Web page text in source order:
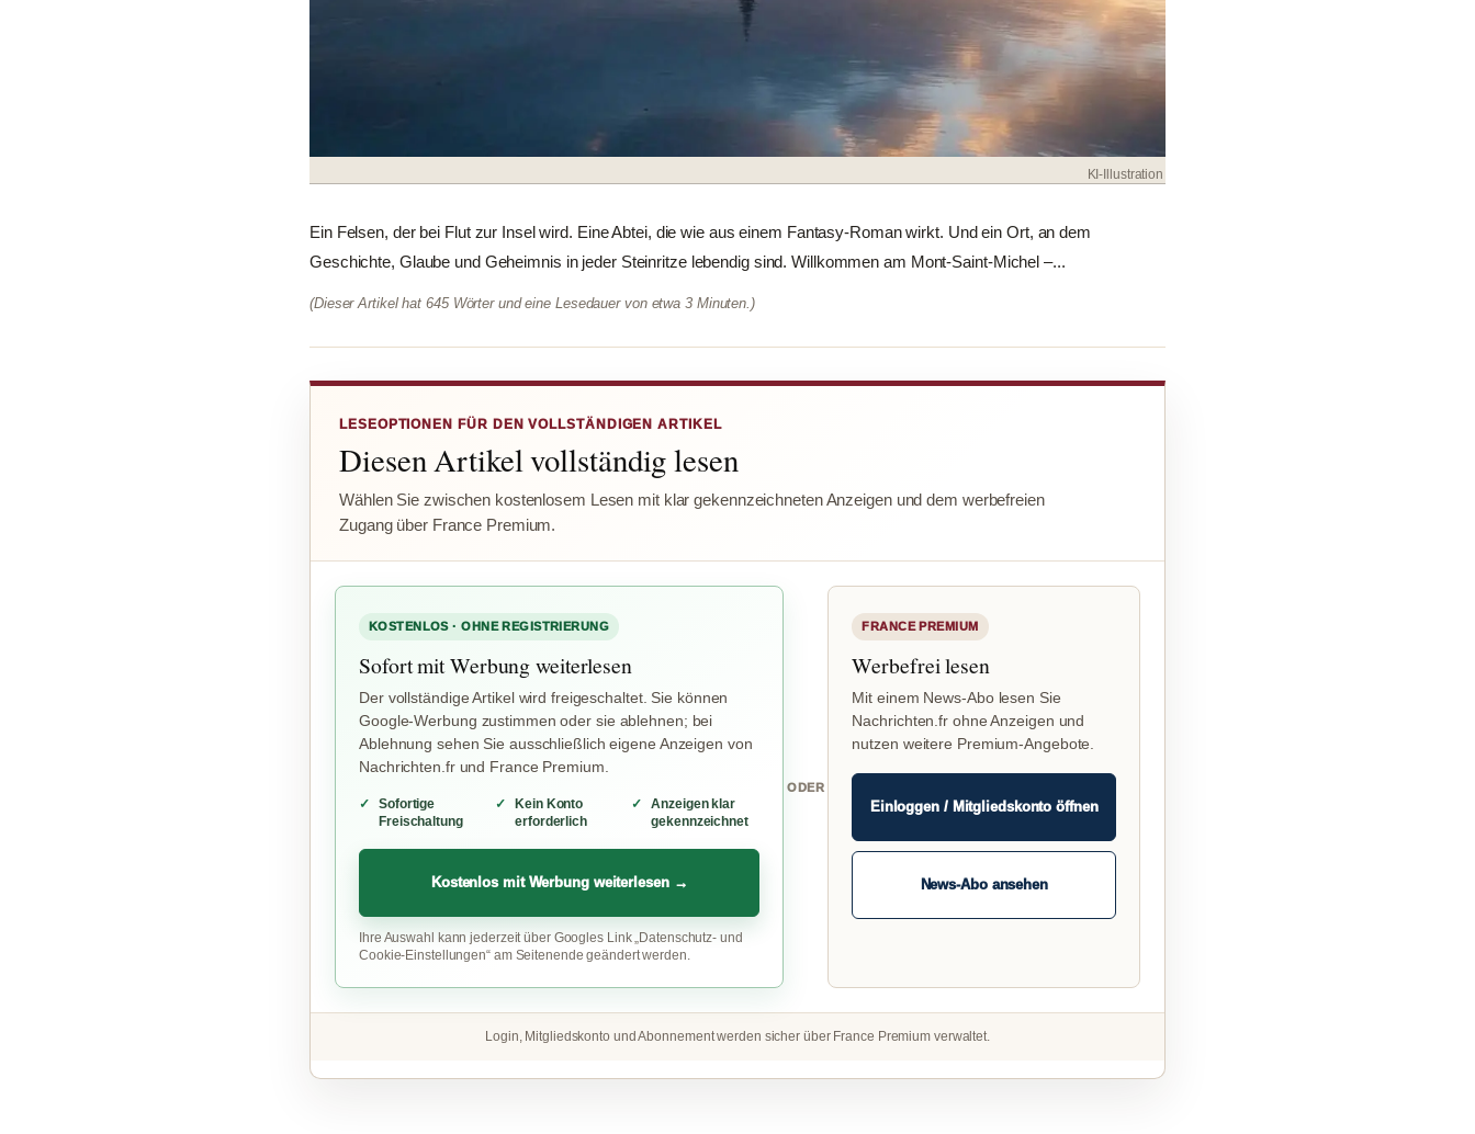
KI-Illustration
Ein Felsen, der bei Flut zur Insel wird. Eine Abtei, die wie aus einem Fantasy-Roman wirkt. Und ein Ort, an dem
Geschichte, Glaube und Geheimnis in jeder Steinritze lebendig sind. Willkommen am Mont-Saint-Michel –...
(Dieser Artikel hat 645 Wörter und eine Lesedauer von etwa 3 Minuten.)
LESEOPTIONEN FÜR DEN VOLLSTÄNDIGEN ARTIKEL
Diesen Artikel vollständig lesen
Wählen Sie zwischen kostenlosem Lesen mit klar gekennzeichneten Anzeigen und dem werbefreien
Zugang über France Premium.
KOSTENLOS · OHNE REGISTRIERUNG
Sofort mit Werbung weiterlesen
Der vollständige Artikel wird freigeschaltet. Sie können
Google-Werbung zustimmen oder sie ablehnen; bei
Ablehnung sehen Sie ausschließlich eigene Anzeigen von
Nachrichten.fr und France Premium.
Sofortige
Freischaltung
Kein Konto
erforderlich
Anzeigen klar
gekennzeichnet
Kostenlos mit Werbung weiterlesen →
Ihre Auswahl kann jederzeit über Googles Link „Datenschutz- und
Cookie-Einstellungen“ am Seitenende geändert werden.
ODER
FRANCE PREMIUM
Werbefrei lesen
Mit einem News-Abo lesen Sie
Nachrichten.fr ohne Anzeigen und
nutzen weitere Premium-Angebote.
Einloggen / Mitgliedskonto öffnen
News-Abo ansehen
Login, Mitgliedskonto und Abonnement werden sicher über France Premium verwaltet.